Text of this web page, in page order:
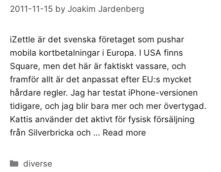
2011-11-15 by Joakim Jardenberg
iZettle är det svenska företaget som pushar
mobila kortbetalningar i Europa. I USA finns
Square, men det här är faktiskt vassare, och
framför allt är det anpassat efter EU:s mycket
hårdare regler. Jag har testat iPhone-versionen
tidigare, och jag blir bara mer och mer övertygad.
Kattis använder det aktivt för fysisk försäljning
från Silverbricka och … Read more
Categories
diverse